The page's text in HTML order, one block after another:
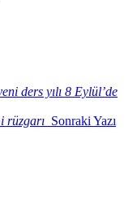
ders yılı 8 Eylül’de
rüzgarı Sonraki Yazı